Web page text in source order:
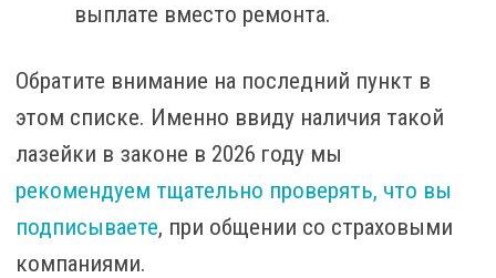
выплате вместо ремонта.
Обратите внимание на последний пункт в
этом списке. Именно ввиду наличия такой
лазейки в законе в 2026 году мы
рекомендуем тщательно проверять, что вы
подписываете, при общении со страховыми
компаниями.